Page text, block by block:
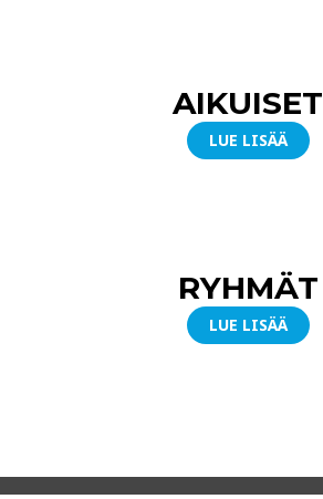
AIKUISET
LUE LISÄÄ
RYHMÄT
LUE LISÄÄ